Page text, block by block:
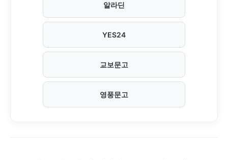
알라딘
YES24
교보문고
영풍문고